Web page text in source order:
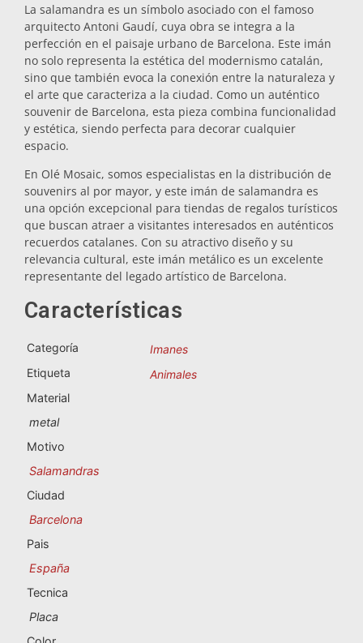
Vasos de chupito
Souvenirs por ciudad
Souvenirs de España
Souvenirs de Portugal
A Coruña
Alicante
Ávila
Barcelona
La salamandra es un símbolo asociado con el famoso
arquitecto Antoni Gaudí, cuya obra se integra a la
perfección en el paisaje urbano de Barcelona. Este imán
no solo representa la estética del modernismo catalán,
sino que también evoca la conexión entre la naturaleza y
el arte que caracteriza a la ciudad. Como un auténtico
souvenir de Barcelona, esta pieza combina funcionalidad
y estética, siendo perfecta para decorar cualquier
espacio.
En Olé Mosaic, somos especialistas en la distribución de
souvenirs al por mayor, y este imán de salamandra es
una opción excepcional para tiendas de regalos turísticos
que buscan atraer a visitantes interesados en auténticos
recuerdos catalanes. Con su atractivo diseño y su
relevancia cultural, este imán metálico es un excelente
representante del legado artístico de Barcelona.
Características
Categoría
Imanes
Etiqueta
Animales
Material
metal
Motivo
Salamandras
Ciudad
Barcelona
Pais
España
Tecnica
Placa